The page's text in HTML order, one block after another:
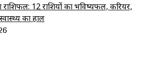
12 राशियों का भविष्यफल, करियर,
का हाल